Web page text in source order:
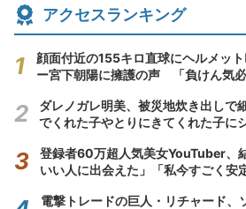
アクセスランキング
顔面付近の155キロ直球にヘルメッ
ー宮下朝陽に擁護の声 「負けん気
ダレノガレ明美、被災地炊き出しで
でくれた子やとりにきてくれた子に
登録者60万超人気美女YouTuber、
いい人に出会えた」「私今すごく安
電撃トレードの巨人・リチャード、